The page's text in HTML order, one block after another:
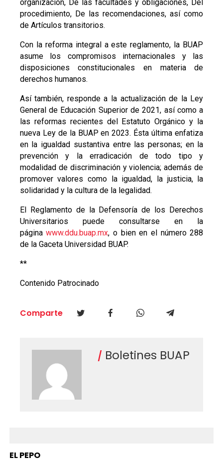
organización, De las facultades y obligaciones, Del
procedimiento, De las recomendaciones, así como
de Artículos transitorios.
Con la reforma integral a este reglamento, la BUAP
asume los compromisos internacionales y las
disposiciones constitucionales en materia de
derechos humanos.
Así también, responde a la actualización de la Ley
General de Educación Superior de 2021, así como a
las reformas recientes del Estatuto Orgánico y la
nueva Ley de la BUAP en 2023. Ésta última enfatiza
en la igualdad sustantiva entre las personas; en la
prevención y la erradicación de todo tipo y
modalidad de discriminación y violencia; además de
promover valores como la igualdad, la justicia, la
solidaridad y la cultura de la legalidad.
El Reglamento de la Defensoría de los Derechos
Universitarios puede consultarse en la
páginawww.ddu.buap.mx, o bien en el número 288
de la Gaceta Universidad BUAP.
**
Contenido Patrocinado
Comparte
Boletines BUAP
EL PEPO